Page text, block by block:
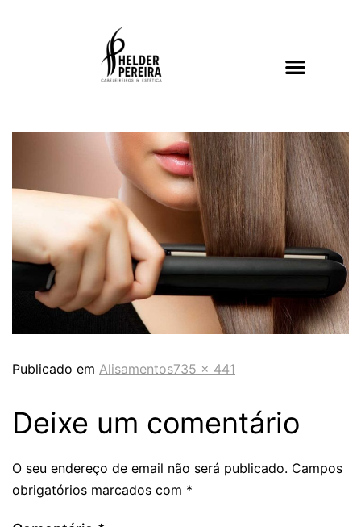
Publicado em Alisamentos735 × 441
Deixe um comentário
O seu endereço de email não será publicado. Campos
obrigatórios marcados com *